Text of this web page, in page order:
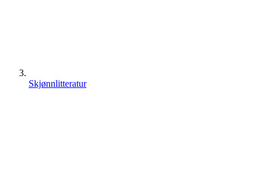
Skjønnlitteratur